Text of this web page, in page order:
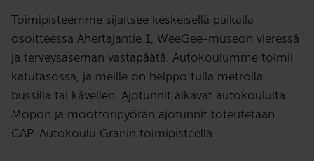
Toimipisteemme sijaitsee keskeisellä paikalla
osoitteessa Ahertajantie 1, WeeGee-museon vieressä
ja terveysaseman vastapäätä. Autokoulumme toimii
katutasossa, ja meille on helppo tulla metrolla,
bussilla tai kävellen. Ajotunnit alkavat autokoululta.
Mopon ja moottoripyörän ajotunnit toteutetaan
CAP-Autokoulu Granin toimipisteellä.